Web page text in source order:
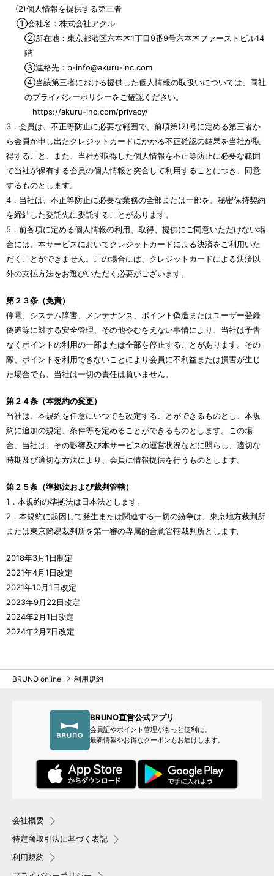
(2)個人情報を提供する第三者
①会社名：株式会社アクル
②所在地：東京都港区六本木1丁目9番9号六本木ファーストビル14
階
③連絡先：p-info@akuru-inc.com
④当該第三者における提供した個人情報の取扱いについては、同社
のプライバシーポリシーをご確認ください。
https://akuru-inc.com/privacy/
3．会員は、不正等防止に必要な範囲で、前項第(2)号に定める第三者か
ら会員が申し出たクレジットカードにかかる不正確認の結果を当社が取
得すること、また、当社が取得した個人情報を不正等防止に必要な範囲
で当社が保有する会員の個人情報と突合して利用することにつき、同意
するものとします。
4．当社は、不正等防止に必要な業務の全部または一部を、秘密保持契約
を締結した委託先に委託することがあります。
5．前各項に定める個人情報の利用、取得、提供にご同意いただけない場
合には、本サービスにおいてクレジットカードによる決済をご利用いた
だくことができません。この場合には、クレジットカードによる決済以
外の支払方法をお選びいただく必要がございます。
第２３条（免責）
停電、システム障害、メンテナンス、ポイント偽造またはユーザー登録
偽造等に対する安全管理、その他やむをえない事情により、当社は予告
なくポイントの利用の一部または全部を停止することがあります。その
際、ポイントを利用できないことにより会員に不利益または損害が生じ
た場合でも、当社は一切の責任は負いません。
第２４条（本規約の変更）
当社は、本規約を任意にいつでも改定することができるものとし、本規
約に追加の規定、条件等を定めることができるものとします。この場
合、当社は、その影響及び本サービスの運営状況などに照らし、適切な
時期及び適切な方法により、会員に情報提供を行うものとします。
第２５条（準拠法および裁判管轄）
1．本規約の準拠法は日本法とします。
2．本規約に起因して発生または関連する一切の紛争は、東京地方裁判所
または東京簡易裁判所を第一審の専属的合意管轄裁判所とします。
2018年3月1日制定
2021年4月1日改定
2021年10月1日改定
2023年9月22日改定
2024年2月1日改定
2024年2月7日改定
BRUNO online 利用規約
BRUNO直営公式アプリ
会員証やポイント管理がもっと便利に。
最新情報やお得なクーポンもお届けします。
会社概要
特定商取引法に基づく表記
利用規約